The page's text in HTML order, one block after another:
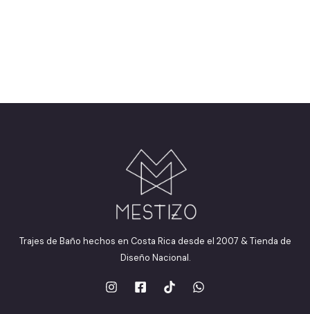
Trajes de Baño hechos en Costa Rica desde el 2007 & Tienda de
Diseño Nacional.